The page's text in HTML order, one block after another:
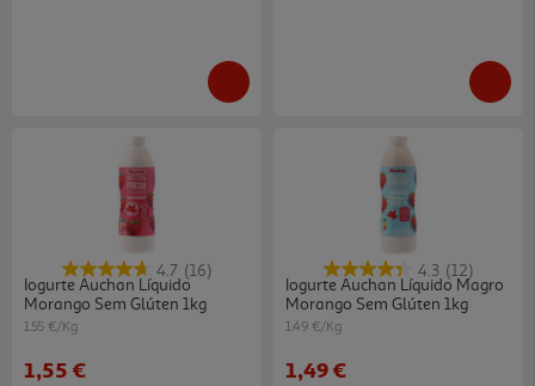
4.7 (16)
Iogurte Auchan Líquido
Morango Sem Glúten 1kg
1.55 €/Kg
1,55 €
4.3 (12)
Iogurte Auchan Líquido Magro
Morango Sem Glúten 1kg
1.49 €/Kg
1,49 €